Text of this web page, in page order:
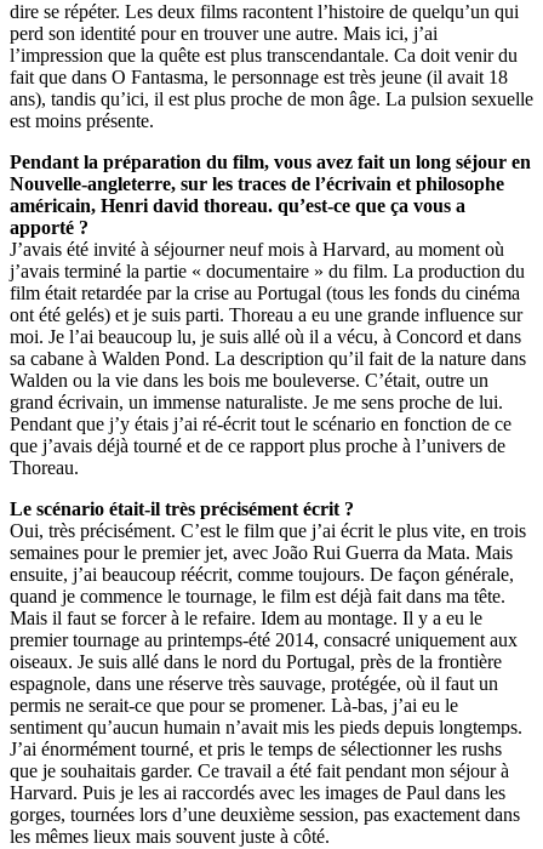
dire se répéter. Les deux films racontent l’histoire de quelqu’un qui
perd son identité pour en trouver une autre. Mais ici, j’ai
l’impression que la quête est plus transcendantale. Ca doit venir du
fait que dans O Fantasma, le personnage est très jeune (il avait 18
ans), tandis qu’ici, il est plus proche de mon âge. La pulsion sexuelle
est moins présente.
Pendant la préparation du film, vous avez fait un long séjour en
Nouvelle-angleterre, sur les traces de l’écrivain et philosophe
américain, Henri david thoreau. qu’est-ce que ça vous a
apporté ?
J’avais été invité à séjourner neuf mois à Harvard, au moment où
j’avais terminé la partie « documentaire » du film. La production du
film était retardée par la crise au Portugal (tous les fonds du cinéma
ont été gelés) et je suis parti. Thoreau a eu une grande influence sur
moi. Je l’ai beaucoup lu, je suis allé où il a vécu, à Concord et dans
sa cabane à Walden Pond. La description qu’il fait de la nature dans
Walden ou la vie dans les bois me bouleverse. C’était, outre un
grand écrivain, un immense naturaliste. Je me sens proche de lui.
Pendant que j’y étais j’ai ré-écrit tout le scénario en fonction de ce
que j’avais déjà tourné et de ce rapport plus proche à l’univers de
Thoreau.
Le scénario était-il très précisément écrit ?
Oui, très précisément. C’est le film que j’ai écrit le plus vite, en trois
semaines pour le premier jet, avec João Rui Guerra da Mata. Mais
ensuite, j’ai beaucoup réécrit, comme toujours. De façon générale,
quand je commence le tournage, le film est déjà fait dans ma tête.
Mais il faut se forcer à le refaire. Idem au montage. Il y a eu le
premier tournage au printemps-été 2014, consacré uniquement aux
oiseaux. Je suis allé dans le nord du Portugal, près de la frontière
espagnole, dans une réserve très sauvage, protégée, où il faut un
permis ne serait-ce que pour se promener. Là-bas, j’ai eu le
sentiment qu’aucun humain n’avait mis les pieds depuis longtemps.
J’ai énormément tourné, et pris le temps de sélectionner les rushs
que je souhaitais garder. Ce travail a été fait pendant mon séjour à
Harvard. Puis je les ai raccordés avec les images de Paul dans les
gorges, tournées lors d’une deuxième session, pas exactement dans
les mêmes lieux mais souvent juste à côté.